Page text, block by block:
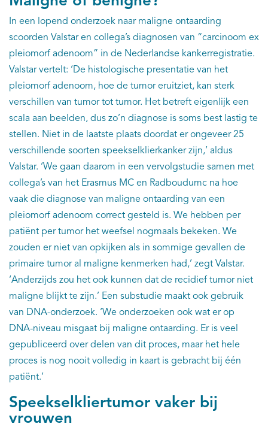
In een lopend onderzoek naar maligne ontaarding
scoorden Valstar en collega’s diagnosen van “carcinoom ex
pleiomorf adenoom” in de Nederlandse kankerregistratie.
Valstar vertelt: ‘De histologische presentatie van het
pleiomorf adenoom, hoe de tumor eruitziet, kan sterk
verschillen van tumor tot tumor. Het betreft eigenlijk een
scala aan beelden, dus zo’n diagnose is soms best lastig te
stellen. Niet in de laatste plaats doordat er ongeveer 25
verschillende soorten speekselklierkanker zijn,’ aldus
Valstar. ‘We gaan daarom in een vervolgstudie samen met
collega’s van het Erasmus MC en Radboudumc na hoe
vaak die diagnose van maligne ontaarding van een
pleiomorf adenoom correct gesteld is. We hebben per
patiënt per tumor het weefsel nogmaals bekeken. We
zouden er niet van opkijken als in sommige gevallen de
primaire tumor al maligne kenmerken had,’ zegt Valstar.
‘Anderzijds zou het ook kunnen dat de recidief tumor niet
maligne blijkt te zijn.’ Een substudie maakt ook gebruik
van DNA-onderzoek. ‘We onderzoeken ook wat er op
DNA-niveau misgaat bij maligne ontaarding. Er is veel
gepubliceerd over delen van dit proces, maar het hele
proces is nog nooit volledig in kaart is gebracht bij één
patiënt.’
Speekselkliertumor vaker bij
vrouwen